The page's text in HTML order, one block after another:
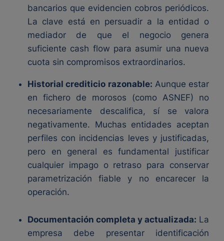
bancarios que evidencien cobros periódicos.
La clave está en persuadir a la entidad o
mediador de que el negocio genera
suficiente cash flow para asumir una nueva
cuota sin compromisos extraordinarios.
Historial crediticio razonable: Aunque estar
en fichero de morosos (como ASNEF) no
necesariamente descalifica, sí se valora
negativamente. Muchas entidades aceptan
perfiles con incidencias leves y justificadas,
pero en general es fundamental justificar
cualquier impago o retraso para conservar
parametrización fiable y no encarecer la
operación.
Documentación completa y actualizada: La
empresa debe presentar identificación